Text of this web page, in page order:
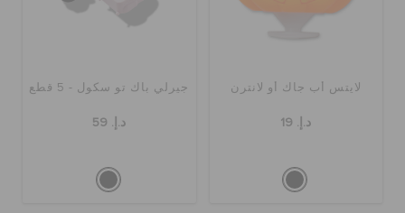
لايتس أب جاك أو لانترن
د.إ. 19
جيرلي باك تو سكول - 5 قطع
د.إ. 59